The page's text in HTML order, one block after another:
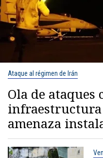
Ataque al régimen de Irán
Ola de ataques
amenaza